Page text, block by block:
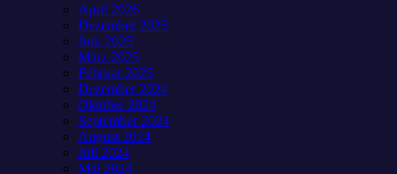
April 2026
Dezember 2025
Juni 2025
März 2025
Februar 2025
Dezember 2024
Oktober 2024
September 2024
August 2024
Juli 2024
Mai 2024